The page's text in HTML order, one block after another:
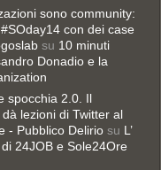
sono community:
con dei case
su 10 minuti
Donadio e la
spocchia 2.0. Il
lezioni di Twitter al
- Pubblico Delirio su L’
24JOB e Sole24Ore